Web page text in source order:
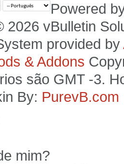
Powered
2026 vBulletin
provided by
& Addons
são GMT -3.
By: PurevB.com
mim?